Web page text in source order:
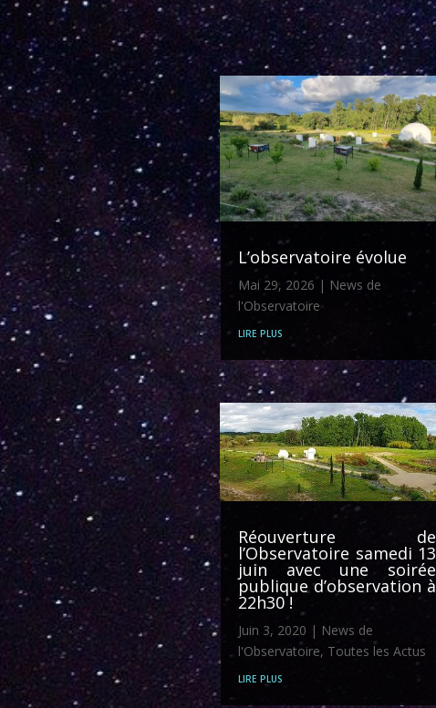
L’observatoire évolue
Mai 29, 2026 | News de
l'Observatoire
lire plus
Réouverture de
l’Observatoire samedi 13
juin avec une soirée
publique d’observation à
22h30 !
Juin 3, 2020 | News de
l'Observatoire, Toutes les Actus
lire plus